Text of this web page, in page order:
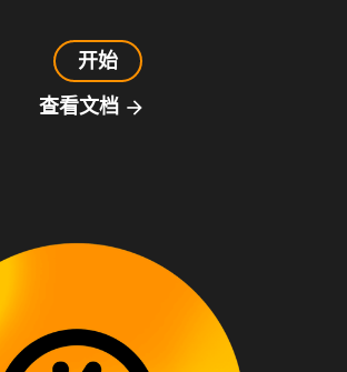
开始
查看文档 arrow_forward